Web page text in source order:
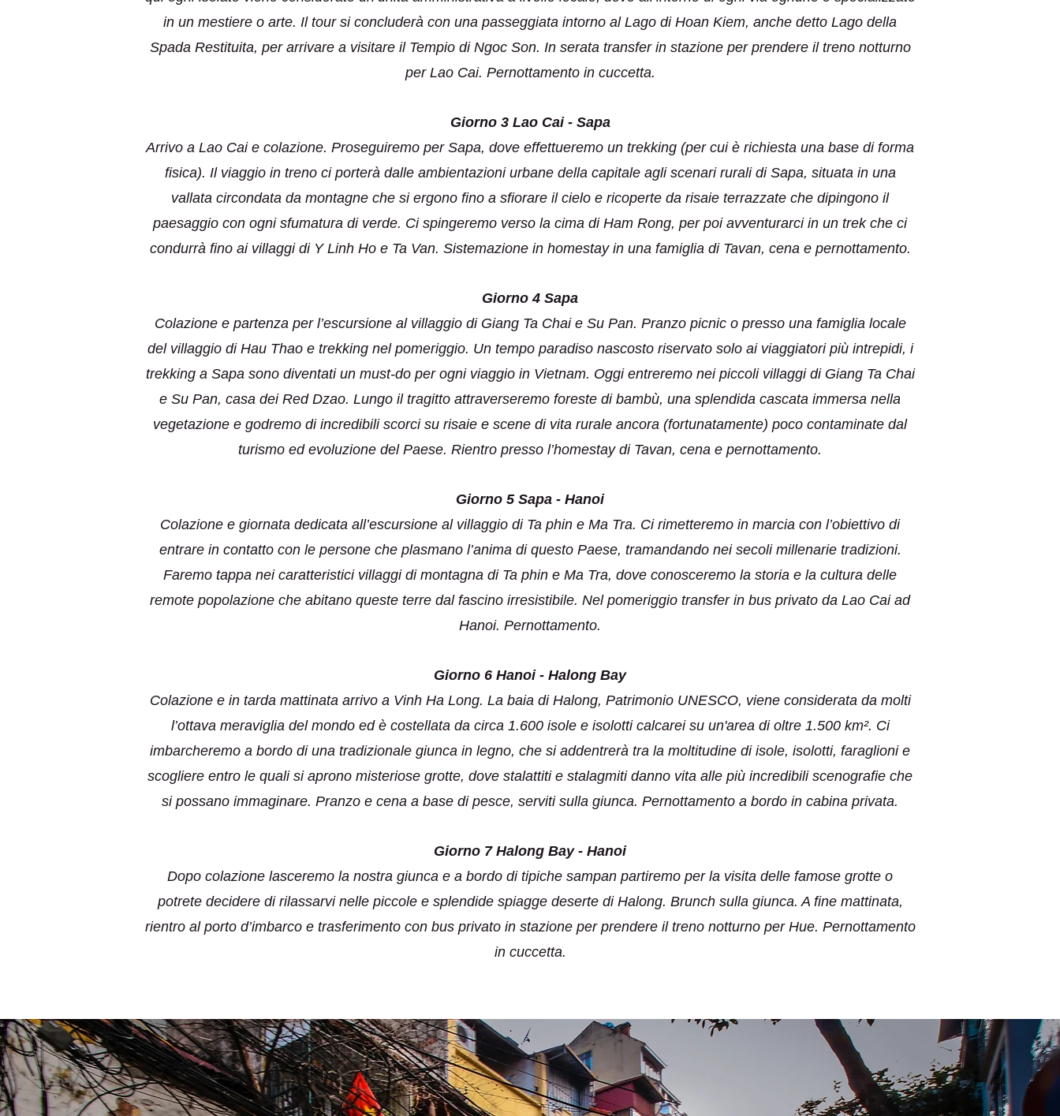
in un mestiere o arte. Il tour si concluderà con una passeggiata intorno al Lago di Hoan Kiem, anche detto Lago della
Spada Restituita, per arrivare a visitare il Tempio di Ngoc Son. In serata transfer in stazione per prendere il treno notturno
per Lao Cai. Pernottamento in cuccetta.
Giorno 3 Lao Cai - Sapa
Arrivo a Lao Cai e colazione. Proseguiremo per Sapa, dove effettueremo un trekking (per cui è richiesta una base di forma
fisica). Il viaggio in treno ci porterà dalle ambientazioni urbane della capitale agli scenari rurali di Sapa, situata in una
vallata circondata da montagne che si ergono fino a sfiorare il cielo e ricoperte da risaie terrazzate che dipingono il
paesaggio con ogni sfumatura di verde. Ci spingeremo verso la cima di Ham Rong, per poi avventurarci in un trek che ci
condurrà fino ai villaggi di Y Linh Ho e Ta Van. Sistemazione in homestay in una famiglia di Tavan, cena e pernottamento.
Giorno 4 Sapa
Colazione e partenza per l’escursione al villaggio di Giang Ta Chai e Su Pan. Pranzo picnic o presso una famiglia locale
del villaggio di Hau Thao e trekking nel pomeriggio. Un tempo paradiso nascosto riservato solo ai viaggiatori più intrepidi, i
trekking a Sapa sono diventati un must-do per ogni viaggio in Vietnam. Oggi entreremo nei piccoli villaggi di Giang Ta Chai
e Su Pan, casa dei Red Dzao. Lungo il tragitto attraverseremo foreste di bambù, una splendida cascata immersa nella
vegetazione e godremo di incredibili scorci su risaie e scene di vita rurale ancora (fortunatamente) poco contaminate dal
turismo ed evoluzione del Paese. Rientro presso l’homestay di Tavan, cena e pernottamento.
Giorno 5 Sapa - Hanoi
Colazione e giornata dedicata all’escursione al villaggio di Ta phin e Ma Tra. Ci rimetteremo in marcia con l’obiettivo di
entrare in contatto con le persone che plasmano l’anima di questo Paese, tramandando nei secoli millenarie tradizioni.
Faremo tappa nei caratteristici villaggi di montagna di Ta phin e Ma Tra, dove conosceremo la storia e la cultura delle
remote popolazione che abitano queste terre dal fascino irresistibile. Nel pomeriggio transfer in bus privato da Lao Cai ad
Hanoi. Pernottamento.
Giorno 6 Hanoi - Halong Bay
Colazione e in tarda mattinata arrivo a Vinh Ha Long. La baia di Halong, Patrimonio UNESCO, viene considerata da molti
l’ottava meraviglia del mondo ed è costellata da circa 1.600 isole e isolotti calcarei su un'area di oltre 1.500 km². Ci
imbarcheremo a bordo di una tradizionale giunca in legno, che si addentrerà tra la moltitudine di isole, isolotti, faraglioni e
scogliere entro le quali si aprono misteriose grotte, dove stalattiti e stalagmiti danno vita alle più incredibili scenografie che
si possano immaginare. Pranzo e cena a base di pesce, serviti sulla giunca. Pernottamento a bordo in cabina privata.
Giorno 7 Halong Bay - Hanoi
Dopo colazione lasceremo la nostra giunca e a bordo di tipiche sampan partiremo per la visita delle famose grotte o
potrete decidere di rilassarvi nelle piccole e splendide spiagge deserte di Halong. Brunch sulla giunca. A fine mattinata,
rientro al porto d’imbarco e trasferimento con bus privato in stazione per prendere il treno notturno per Hue. Pernottamento
in cuccetta.